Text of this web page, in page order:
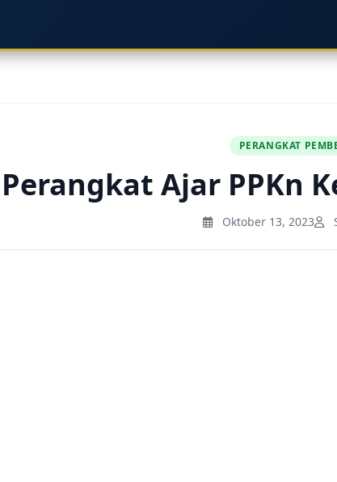
PERANGKAT
Perangkat Ajar PPKn
Oktober 13, 2023